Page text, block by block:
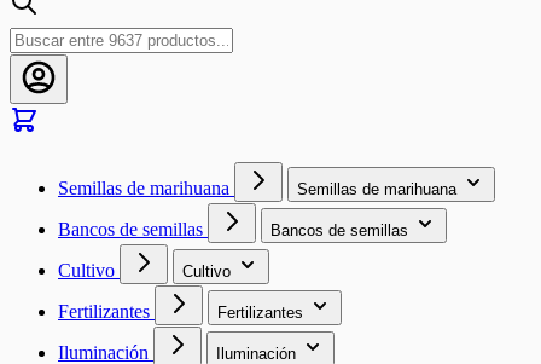
Semillas de marihuana Semillas de marihuana
Bancos de semillas Bancos de semillas
Cultivo Cultivo
Fertilizantes Fertilizantes
Iluminación Iluminación